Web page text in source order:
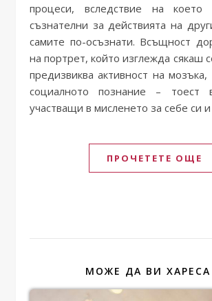
процеси, вследствие на което
съзнателни за действията на
самите по-осъзнати. Всъщност
на портрет, който изглежда сякаш
предизвиква активност на мозъка,
социалното познание – тоест
участващи в мисленето за себе си
ПРОЧЕТЕТЕ ОЩЕ
МОЖЕ ДА ВИ ХАРЕСА